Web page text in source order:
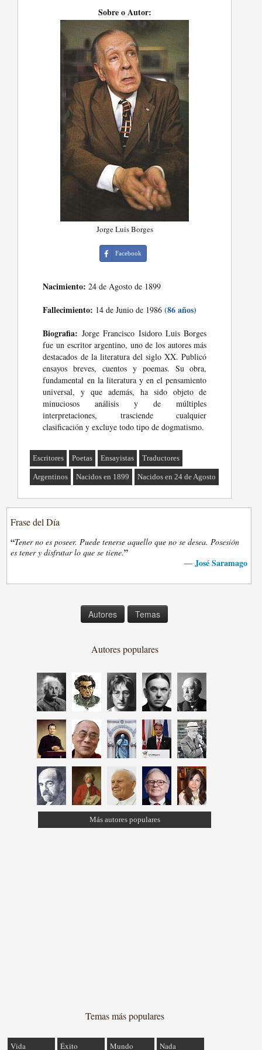
Sobre o Autor:
Jorge Luis Borges
Facebook
Nacimiento: 24 de Agosto de 1899
Fallecimiento: 14 de Junio de 1986(86 años)
Biografia: Jorge Francisco Isidoro Luis Borges
fue un escritor argentino, uno de los autores más
destacados de la literatura del siglo XX. Publicó
ensayos breves, cuentos y poemas. Su obra,
fundamental en la literatura y en el pensamiento
universal, y que además, ha sido objeto de
minuciosos análisis y de múltiples
interpretaciones, trasciende cualquier
clasificación y excluye todo tipo de dogmatismo.
Escritores Poetas Ensayistas Traductores
Argentinos Nacidos en 1899 Nacidos en 24 de Agosto
Frase del Día
“Tener no es poseer. Puede tenerse aquello que no se desea. Posesión
es tener y disfrutar lo que se tiene.”
— José Saramago
Autores Temas
Autores populares
Más autores populares
Temas más populares
Vida Éxito Mundo Nada